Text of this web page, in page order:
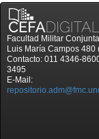
Facultad Militar Conjunta
Luis María Campos 480
Contacto: 011 4346-
3495
E-Mail: